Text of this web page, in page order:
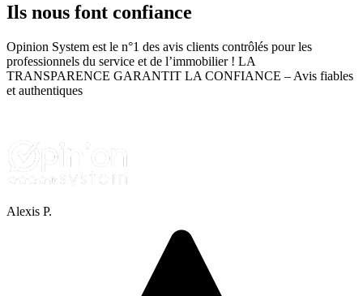
Ils nous font confiance
Opinion System est le n°1 des avis clients contrôlés pour les
professionnels du service et de l’immobilier ! LA
TRANSPARENCE GARANTIT LA CONFIANCE – Avis fiables
et authentiques
Alexis P.